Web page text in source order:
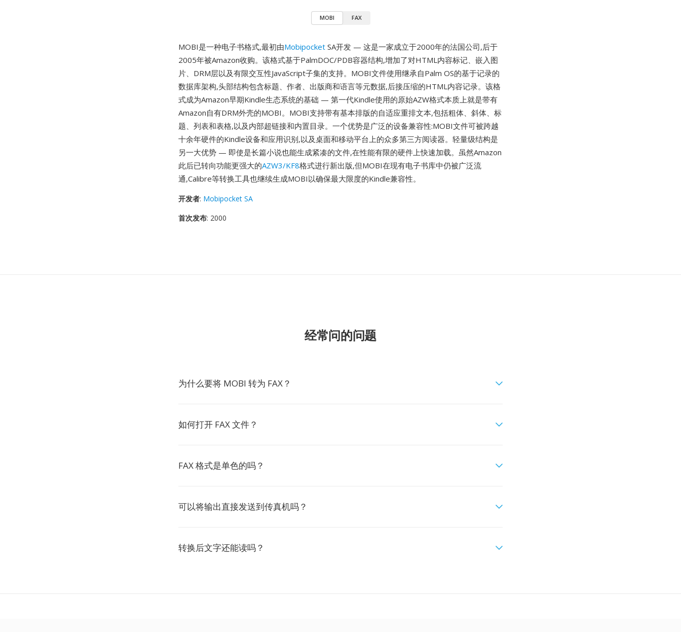
MOBI FAX
MOBI是一种电子书格式,最初由Mobipocket SA开发 — 这是一家成立于2000年的法国公司,后于
2005年被Amazon收购。该格式基于PalmDOC/PDB容器结构,增加了对HTML内容标记、嵌入图
片、DRM层以及有限交互性JavaScript子集的支持。MOBI文件使用继承自Palm OS的基于记录的
数据库架构,头部结构包含标题、作者、出版商和语言等元数据,后接压缩的HTML内容记录。该格
式成为Amazon早期Kindle生态系统的基础 — 第一代Kindle使用的原始AZW格式本质上就是带有
Amazon自有DRM外壳的MOBI。MOBI支持带有基本排版的自适应重排文本,包括粗体、斜体、标
题、列表和表格,以及内部超链接和内置目录。一个优势是广泛的设备兼容性:MOBI文件可被跨越
十余年硬件的Kindle设备和应用识别,以及桌面和移动平台上的众多第三方阅读器。轻量级结构是
另一大优势 — 即使是长篇小说也能生成紧凑的文件,在性能有限的硬件上快速加载。虽然Amazon
此后已转向功能更强大的AZW3/KF8格式进行新出版,但MOBI在现有电子书库中仍被广泛流
通,Calibre等转换工具也继续生成MOBI以确保最大限度的Kindle兼容性。
开发者: Mobipocket SA
首次发布: 2000
经常问的问题
为什么要将 MOBI 转为 FAX？
如何打开 FAX 文件？
FAX 格式是单色的吗？
可以将输出直接发送到传真机吗？
转换后文字还能读吗？